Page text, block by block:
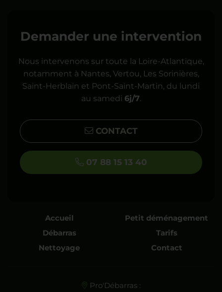
Demander une intervention
Nous intervenons sur toute la Loire-Atlantique,
notamment à Nantes, Vertou, Les Sorinières,
Saint-Herblain et Pont-Saint-Martin, du lundi
au samedi 6j/7.
CONTACT
07 88 15 13 40
Accueil
Débarras
Nettoyage
Petit déménagement
Tarifs
Contact
Pro'Débarras :